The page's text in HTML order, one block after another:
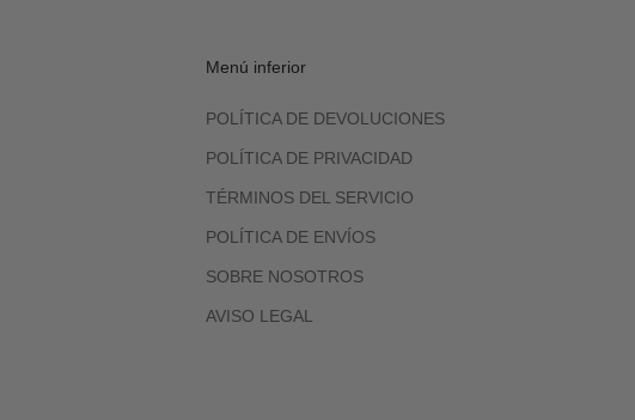
Menú inferior
POLÍTICA DE DEVOLUCIONES
POLÍTICA DE PRIVACIDAD
TÉRMINOS DEL SERVICIO
POLÍTICA DE ENVÍOS
SOBRE NOSOTROS
AVISO LEGAL